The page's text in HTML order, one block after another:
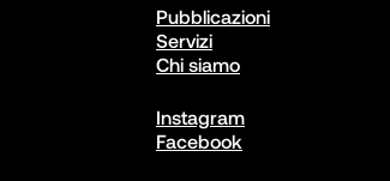
Pubblicazioni
Servizi
Chi siamo
Instagram
Facebook